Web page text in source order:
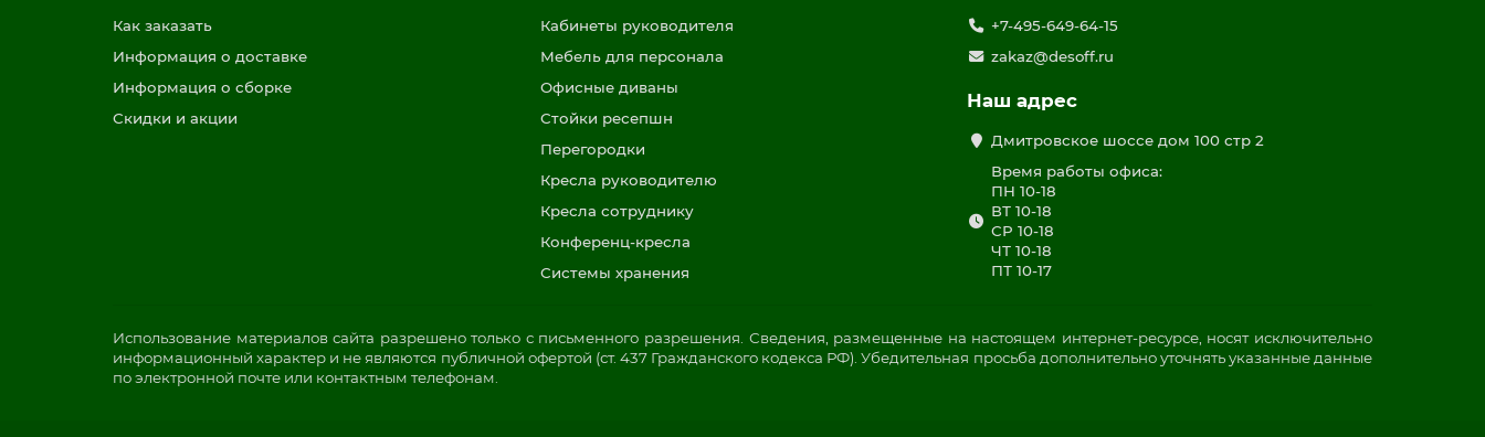
Как заказать
Информация о доставке
Информация о сборке
Скидки и акции
Кабинеты руководителя
Мебель для персонала
Офисные диваны
Стойки ресепшн
Перегородки
Кресла руководителю
Кресла сотруднику
Конференц-кресла
Системы хранения
+7-495-649-64-15
zakaz@desoff.ru
Наш адрес
Дмитровское шоссе дом 100 стр 2
Время работы офиса:
ПН 10-18
ВТ 10-18
СР 10-18
ЧТ 10-18
ПТ 10-17
Использование материалов сайта разрешено только с письменного разрешения. Сведения, размещенные на настоящем интернет-ресурсе, носят исключительно
информационный характер и не являются публичной офертой (ст. 437 Гражданского кодекса РФ). Убедительная просьба дополнительно уточнять указанные данные
по электронной почте или контактным телефонам.